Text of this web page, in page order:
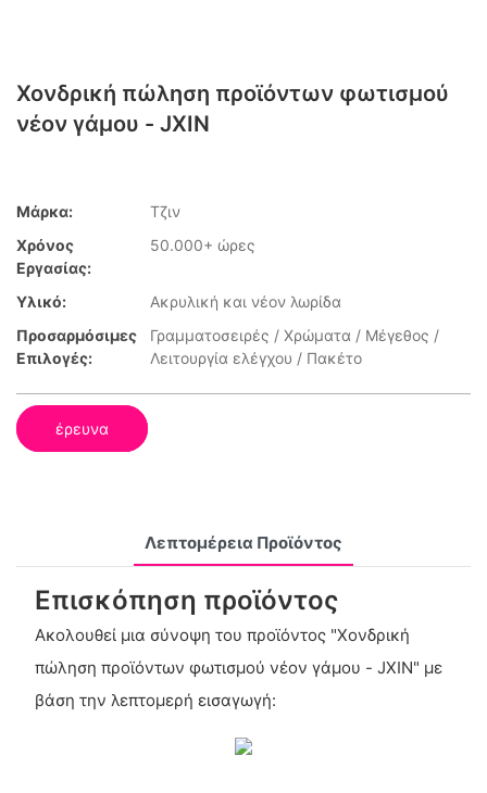
Χονδρική πώληση προϊόντων φωτισμού
νέον γάμου - JXIN
Μάρκα:
Τζιν
Χρόνος
Εργασίας:
50.000+ ώρες
Υλικό:
Ακρυλική και νέον λωρίδα
Προσαρμόσιμες
Επιλογές:
Γραμματοσειρές / Χρώματα / Μέγεθος /
Λειτουργία ελέγχου / Πακέτο
έρευνα
Λεπτομέρεια Προϊόντος
Επισκόπηση προϊόντος
Ακολουθεί μια σύνοψη του προϊόντος "Χονδρική
πώληση προϊόντων φωτισμού νέον γάμου - JXIN" με
βάση την λεπτομερή εισαγωγή: